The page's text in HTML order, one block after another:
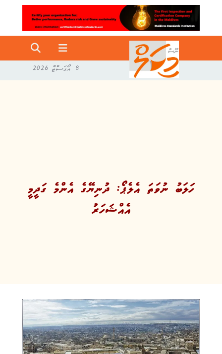
8 އޯގަސްޓް 2026
ހަލަބު ނުވަތަ އެލެޕޯ: ދުނިޔޭގެ އެންމެ ގަދީމީ
އެއްޝަހަރު